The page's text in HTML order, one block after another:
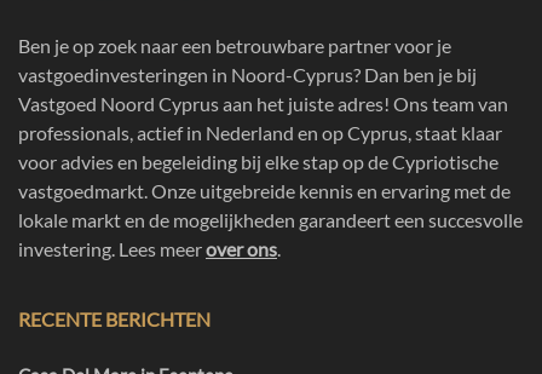
Ben je op zoek naar een betrouwbare partner voor je
vastgoedinvesteringen in Noord-Cyprus? Dan ben je bij
Vastgoed Noord Cyprus aan het juiste adres! Ons team van
professionals, actief in Nederland en op Cyprus, staat klaar
voor advies en begeleiding bij elke stap op de Cypriotische
vastgoedmarkt. Onze uitgebreide kennis en ervaring met de
lokale markt en de mogelijkheden garandeert een succesvolle
investering. Lees meerover ons.
RECENTE BERICHTEN